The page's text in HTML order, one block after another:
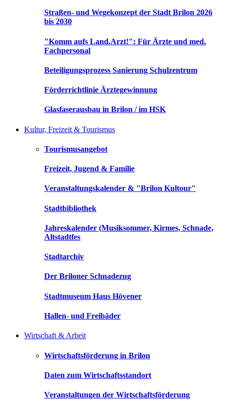
Straßen- und Wegekonzept der Stadt Brilon 2026
bis 2030
"Komm aufs Land.Arzt!": Für Ärzte und med.
Fachpersonal
Beteiligungsprozess Sanierung Schulzentrum
Förderrichtlinie Ärztegewinnung
Glasfaserausbau in Brilon / im HSK
Kultur, Freizeit & Tourismus
Tourismusangebot
Freizeit, Jugend & Familie
Veranstaltungskalender & "Brilon Kultour"
Stadtbibliothek
Jahreskalender (Musiksommer, Kirmes, Schnade,
Altstadtfes
Stadtarchiv
Der Briloner Schnadezug
Stadtmuseum Haus Hövener
Hallen- und Freibäder
Wirtschaft & Arbeit
Wirtschaftsförderung in Brilon
Daten zum Wirtschaftsstandort
Veranstaltungen der Wirtschaftsförderung